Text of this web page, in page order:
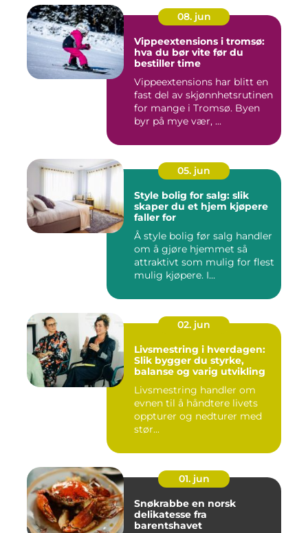
08. jun
Vippeextensions i tromsø:
hva du bør vite før du
bestiller time
Vippeextensions har blitt en
fast del av skjønnhetsrutinen
for mange i Tromsø. Byen
byr på mye vær, ...
05. jun
Style bolig for salg: slik
skaper du et hjem kjøpere
faller for
Å style bolig før salg handler
om å gjøre hjemmet så
attraktivt som mulig for flest
mulig kjøpere. I...
02. jun
Livsmestring i hverdagen:
Slik bygger du styrke,
balanse og varig utvikling
Livsmestring handler om
evnen til å håndtere livets
oppturer og nedturer med
stør...
01. jun
Snøkrabbe en norsk
delikatesse fra
barentshavet